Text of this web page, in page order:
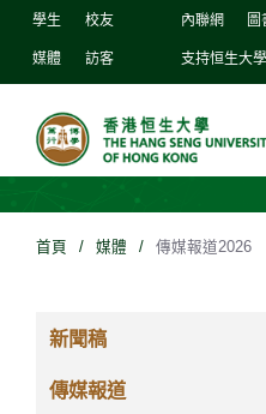
學生 校友
媒體 訪客
內聯網 圖
支持恒生大學
首頁 / 媒體 / 傳媒報道2026
新聞稿
傳媒報道